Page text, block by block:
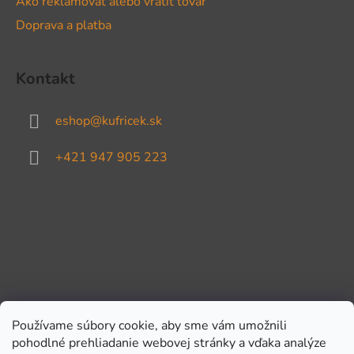
Používame súbory cookie, aby sme vám umožnili
pohodlné prehliadanie webovej stránky a vďaka analýze
Doprava a platba
Kontakt
eshop@kufricek.sk
+421 947 905 223